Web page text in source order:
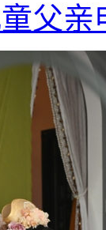
父